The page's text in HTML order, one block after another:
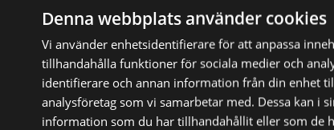
18:20 PAW Patrol
18:30
Robin Hoods rabalder och
rackartyg
18:45 Sommarlov
Äppelberga
Denna webbplats använder cookies
Vi använder enhetsidentifierare för att anpassa
tillhandahålla funktioner för sociala medier och
identifierare och annan information från din enhet
analysföretag som vi samarbetar med. Dessa kan i
information som du har tillhandahållit eller som de